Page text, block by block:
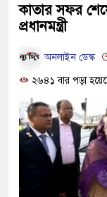
কাতার সফর
প্রধানমন্ত্রী
অনলাইন ডেস্ক
২৬৪১ বার পড়া